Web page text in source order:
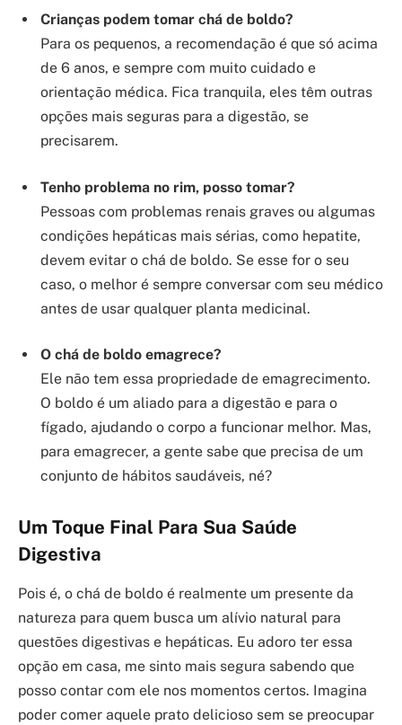
Crianças podem tomar chá de boldo?
Para os pequenos, a recomendação é que só acima
de 6 anos, e sempre com muito cuidado e
orientação médica. Fica tranquila, eles têm outras
opções mais seguras para a digestão, se
precisarem.
Tenho problema no rim, posso tomar?
Pessoas com problemas renais graves ou algumas
condições hepáticas mais sérias, como hepatite,
devem evitar o chá de boldo. Se esse for o seu
caso, o melhor é sempre conversar com seu médico
antes de usar qualquer planta medicinal.
O chá de boldo emagrece?
Ele não tem essa propriedade de emagrecimento.
O boldo é um aliado para a digestão e para o
fígado, ajudando o corpo a funcionar melhor. Mas,
para emagrecer, a gente sabe que precisa de um
conjunto de hábitos saudáveis, né?
Um Toque Final Para Sua Saúde
Digestiva
Pois é, o chá de boldo é realmente um presente da
natureza para quem busca um alívio natural para
questões digestivas e hepáticas. Eu adoro ter essa
opção em casa, me sinto mais segura sabendo que
posso contar com ele nos momentos certos. Imagina
poder comer aquele prato delicioso sem se preocupar